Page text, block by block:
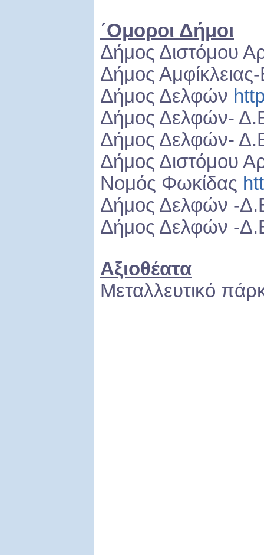
΄Ομοροι Δήμοι
Δήμος Διστόμου
Δήμος
Δήμος Δελφών
Δήμος Δελφών-
Δήμος Δελφών-
Δήμος Διστόμου
Νομός Φωκίδας
Δήμος Δελφών -
Δήμος Δελφών -
Αξιοθέατα
Μεταλλευτικό